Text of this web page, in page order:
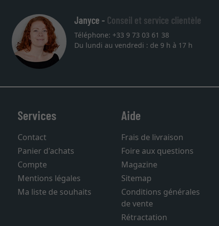
Janyce - Conseil et service clientèle
Téléphone: +33 9 73 03 61 38
Services
Contact
Panier d'achats
Compte
Mentions légales
Aide
Frais de livraison
Foire aux questions
Magazine
Sitemap
Conditions générales
de vente